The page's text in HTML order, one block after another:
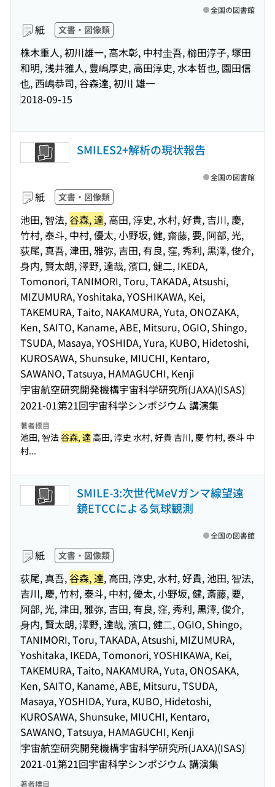
紙 文書・図像類
株木重人, 初川雄一, 高木彰, 中村圭吾, 櫛田淳子, 塚田
和明, 浅井雅人, 豊嶋厚史, 高田淳史, 水本哲也, 園田信
也, 西嶋恭司, 谷森達, 初川 雄一
2018-09-15
全国の図書館
SMILES2+解析の現状報告
紙 文書・図像類
池田, 智法,谷森, 達, 高田, 淳史, 水村, 好貴, 吉川, 慶,
竹村, 泰斗, 中村, 優太, 小野坂, 健, 齋藤, 要, 阿部, 光,
荻尾, 真吾, 津田, 雅弥, 吉田, 有良, 窪, 秀利, 黒澤, 俊介,
⾝内, 賢太朗, 澤野, 達哉, 濱口, 健⼆, IKEDA,
Tomonori, TANIMORI, Toru, TAKADA, Atsushi,
MIZUMURA, Yoshitaka, YOSHIKAWA, Kei,
TAKEMURA, Taito, NAKAMURA, Yuta, ONOZAKA,
Ken, SAITO, Kaname, ABE, Mitsuru, OGIO, Shingo,
TSUDA, Masaya, YOSHIDA, Yura, KUBO, Hidetoshi,
KUROSAWA, Shunsuke, MIUCHI, Kentaro,
SAWANO, Tatsuya, HAMAGUCHI, Kenji
宇宙航空研究開発機構宇宙科学研究所(JAXA)(ISAS)
2021-01第21回宇宙科学シンポジウム 講演集
全国の図書館
著者標目
池田, 智法谷森, 達 高田, 淳史 水村, 好貴 吉川, 慶 竹村, 泰斗 中
村...
SMILE-3:次世代MeVガンマ線望遠
鏡ETCCによる気球観測
紙 文書・図像類
荻尾, 真吾,谷森, 達, 高田, 淳史, 水村, 好貴, 池田, 智法,
吉川, 慶, 竹村, 泰斗, 中村, 優太, 小野坂, 健, 斎藤, 要,
阿部, 光, 津田, 雅弥, 吉田, 有良, 窪, 秀利, 黒澤, 俊介,
⾝内, 賢太朗, 澤野, 達哉, 濱口, 健⼆, OGIO, Shingo,
TANIMORI, Toru, TAKADA, Atsushi, MIZUMURA,
Yoshitaka, IKEDA, Tomonori, YOSHIKAWA, Kei,
TAKEMURA, Taito, NAKAMURA, Yuta, ONOSAKA,
Ken, SAITO, Kaname, ABE, Mitsuru, TSUDA,
Masaya, YOSHIDA, Yura, KUBO, Hidetoshi,
KUROSAWA, Shunsuke, MIUCHI, Kentaro,
SAWANO, Tatsuya, HAMAGUCHI, Kenji
宇宙航空研究開発機構宇宙科学研究所(JAXA)(ISAS)
2021-01第21回宇宙科学シンポジウム 講演集
全国の図書館
著者標目